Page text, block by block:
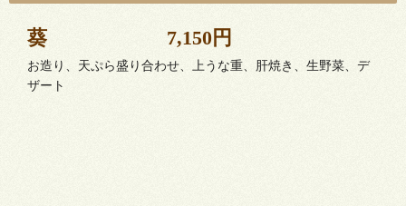
葵 7,150円
お造り、天ぷら盛り合わせ、上うな重、肝焼き、生野菜、デ
ザート